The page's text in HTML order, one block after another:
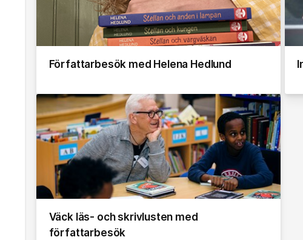
Författarbesök med Helena Hedlund
Väck läs- och skrivlusten med
författarbesök